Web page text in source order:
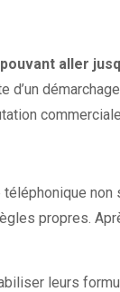
aller
d’un
propres.
leurs